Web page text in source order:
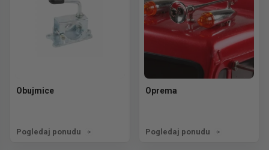
Obujmice
Pogledaj ponudu
Oprema
Pogledaj ponudu